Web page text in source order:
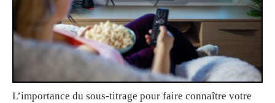
L’importance du sous-titrage pour faire connaître votre